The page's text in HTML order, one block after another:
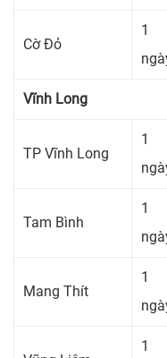
Cờ Đỏ
1
Vĩnh Long
TP Vĩnh Long
1
Tam Bình
1
Mang Thít
1
1